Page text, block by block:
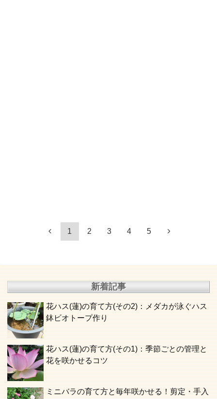
1 2 3 4 5
新着記事
花ハス(蓮)の育て方(その2)：メダカが泳ぐハス
鉢ビオトープ作り
花ハス(蓮)の育て方(その1)：季節ごとの管理と
花を咲かせるコツ
ミニバラの育て方と毎年咲かせる！剪定・手入